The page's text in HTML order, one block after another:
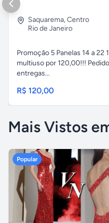
Saquarema,Centro
Rio de Janeiro
Promoção 5 Panelas 14 a 22
multiuso por 120,00!!!
entregas...
R$ 120,00
Mais Vistos
Popular